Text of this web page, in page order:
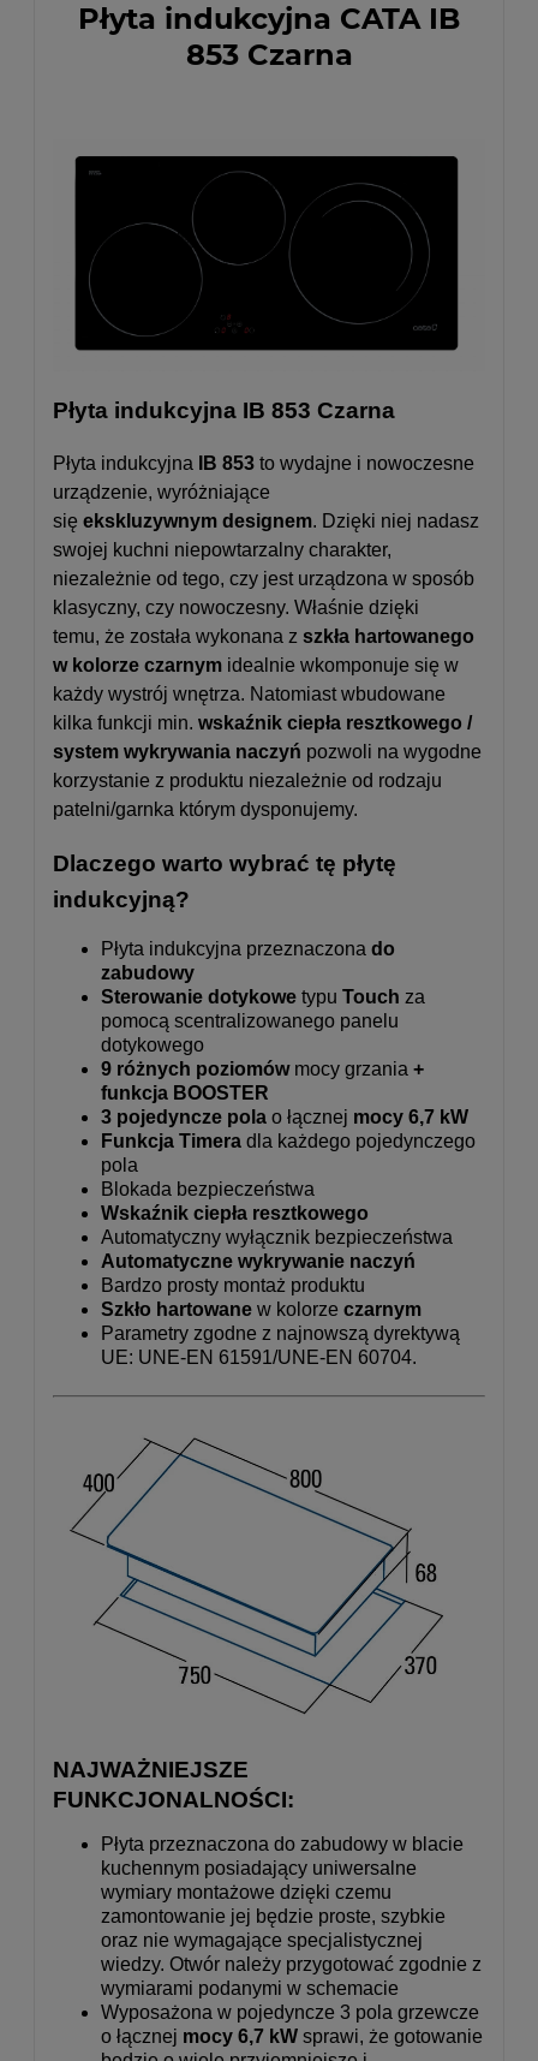
Płyta indukcyjna CATA IB
853 Czarna
Płyta indukcyjna IB 853 Czarna
Płyta indukcyjna IB 853 to wydajne i nowoczesne
urządzenie, wyróżniające
się ekskluzywnym designem. Dzięki niej nadasz
swojej kuchni niepowtarzalny charakter,
niezależnie od tego, czy jest urządzona w sposób
klasyczny, czy nowoczesny. Właśnie dzięki
temu, że została wykonana z szkła hartowanego
w kolorze czarnym idealnie wkomponuje się w
każdy wystrój wnętrza. Natomiast wbudowane
kilka funkcji min. wskaźnik ciepła resztkowego /
system wykrywania naczyń pozwoli na wygodne
korzystanie z produktu niezależnie od rodzaju
patelni/garnka którym dysponujemy.
Dlaczego warto wybrać tę płytę
indukcyjną?
Płyta indukcyjna przeznaczona do
zabudowy
Sterowanie dotykowe typu Touch za
pomocą scentralizowanego panelu
dotykowego
9 różnych poziomówmocy grzania +
funkcja BOOSTER
3 pojedyncze pola o łącznej mocy 6,7 kW
Funkcja Timera dla każdego pojedynczego
pola
Blokada bezpieczeństwa
Wskaźnik ciepła resztkowego
Automatyczny wyłącznik bezpieczeństwa
Automatyczne wykrywanie naczyń
Bardzo prosty montaż produktu
Szkło hartowane w kolorze czarnym
Parametry zgodne z najnowszą dyrektywą
UE: UNE-EN 61591/UNE-EN 60704.
NAJWAŻNIEJSZE
FUNKCJONALNOŚCI:
Płyta przeznaczona do zabudowy w blacie
kuchennym posiadający uniwersalne
wymiary montażowe dzięki czemu
zamontowanie jej będzie proste, szybkie
oraz nie wymagające specjalistycznej
wiedzy. Otwór należy przygotować zgodnie z
wymiarami podanymi w schemacie
Wyposażona w pojedyncze 3 pola grzewcze
o łącznej mocy 6,7 kW sprawi, że gotowanie